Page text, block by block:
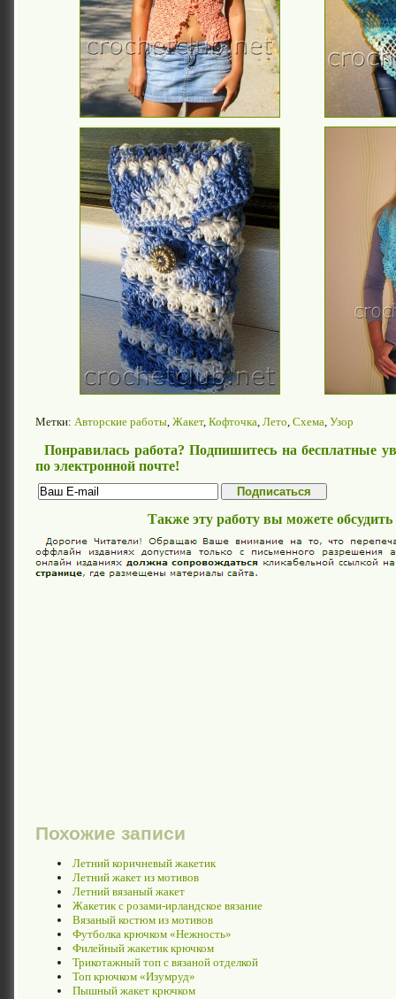
Метки: Авторские работы Жакет, Кофточка Лето Схема Узор
Понравилась работа? Подпишитесь на бесплатные
по электронной почте!
Также эту работу вы можете
Похожие записи
Летний коричневый жакетик
Летний жакет из мотивов
Летний вязаный жакет
Жакетик с розами-ирландское вязание
Вязаный костюм из мотивов
Футболка крючком «Нежность»
Филейный жакетик крючком
Трикотажный топ с вязаной отделкой
Топ крючком «Изумруд»
Пышный жакет крючком